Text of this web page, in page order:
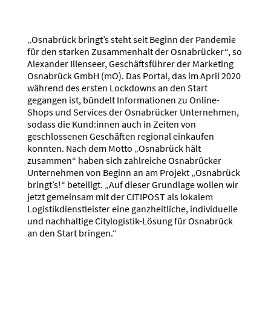
„Osnabrück bringt’s steht seit Beginn der Pandemie
für den starken Zusammenhalt der Osnabrücker“, so
Alexander Illenseer, Geschäftsführer der Marketing
Osnabrück GmbH (mO). Das Portal, das im April 2020
während des ersten Lockdowns an den Start
gegangen ist, bündelt Informationen zu Online-
Shops und Services der Osnabrücker Unternehmen,
sodass die Kund:innen auch in Zeiten von
geschlossenen Geschäften regional einkaufen
konnten. Nach dem Motto „Osnabrück hält
zusammen“ haben sich zahlreiche Osnabrücker
Unternehmen von Beginn an am Projekt „Osnabrück
bringt’s!“ beteiligt. „Auf dieser Grundlage wollen wir
jetzt gemeinsam mit der CITIPOST als lokalem
Logistikdienstleister eine ganzheitliche, individuelle
und nachhaltige Citylogistik-Lösung für Osnabrück
an den Start bringen.“